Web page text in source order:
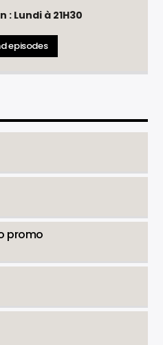
: Lundi à 21H30
episodes
promo